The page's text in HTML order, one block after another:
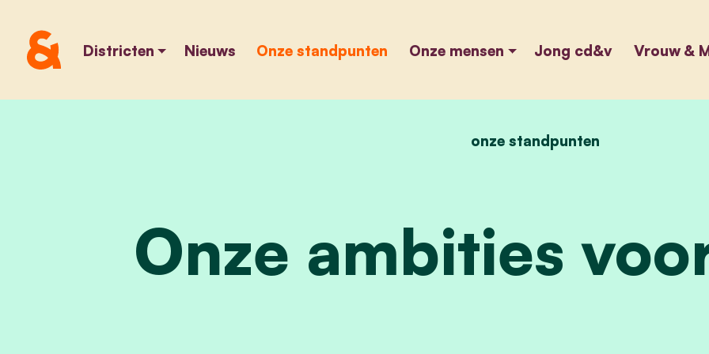
Districten Nieuws Onze standpunten Onze mensen Jong cd&v Vrouw &
home
onze standpuntenonze standpunten
Onze ambities